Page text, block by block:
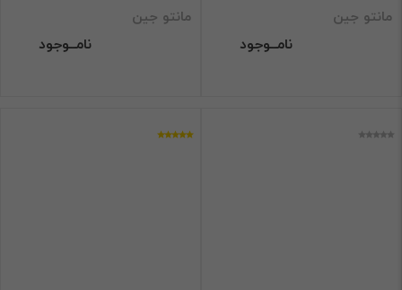
مانتو جین
نامــوجود
مانتو جین
نامــوجود